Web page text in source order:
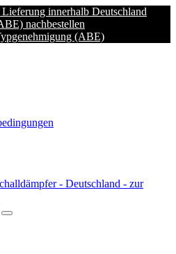
innerhalb Deutschland
nachbestellen
(ABE)